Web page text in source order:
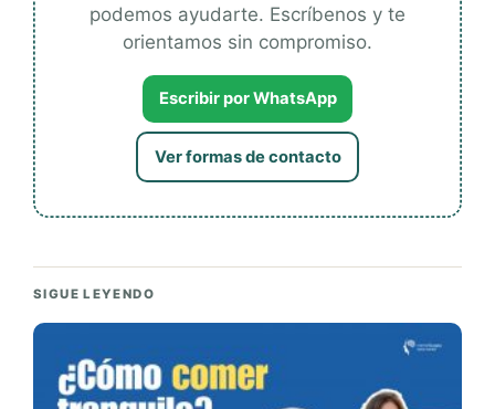
podemos ayudarte. Escríbenos y te
orientamos sin compromiso.
Escribir por WhatsApp
Ver formas de contacto
SIGUE LEYENDO